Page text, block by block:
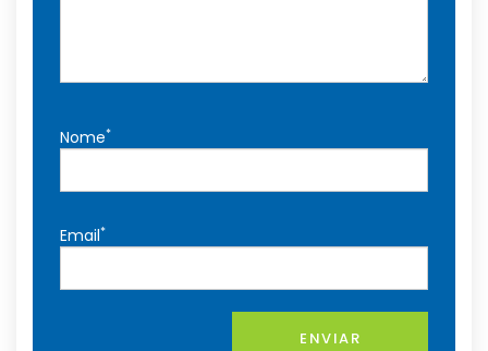
Nome*
Email*
ENVIAR